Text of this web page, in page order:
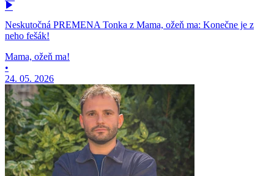
Neskutočná PREMENA Tonka z Mama, ožeň ma: Konečne je z
neho fešák!
Mama, ožeň ma!
•
24. 05. 2026